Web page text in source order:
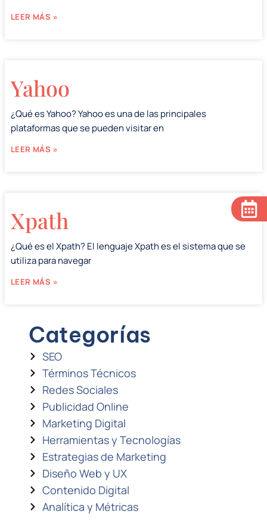
LEER MÁS »
Yahoo
¿Qué es Yahoo? Yahoo es una de las principales
plataformas que se pueden visitar en
LEER MÁS »
Xpath
¿Qué es el Xpath? El lenguaje Xpath es el sistema que se
utiliza para navegar
LEER MÁS »
Categorías
SEO
Términos Técnicos
Redes Sociales
Publicidad Online
Marketing Digital
Herramientas y Tecnologías
Estrategias de Marketing
Diseño Web y UX
Contenido Digital
Analítica y Métricas